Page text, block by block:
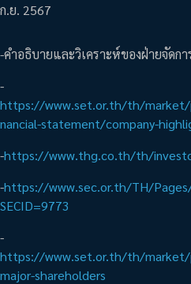
ก.ย. 2567
-คำอธิบายและวิเคราะห์ของฝ่ายจัดก
-
https://www.set.or.th/th/
nancial-statement/company-
-https://www.thg.co.th/th/
-https://www.sec.or.th/TH/Pages/
SECID=9773
-
https://www.set.or.th/th/
major-shareholders